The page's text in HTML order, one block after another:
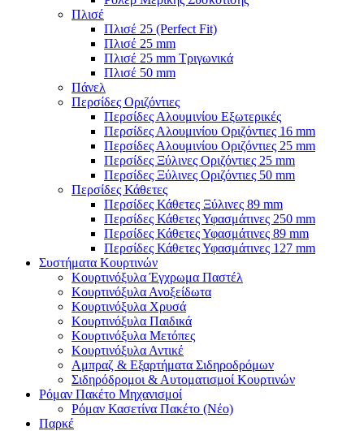
Πλισέ
Πλισέ 25 (Perfect Fit)
Πλισέ 25 mm
Πλισέ 25 mm Τριγωνικά
Πλισέ 50 mm
Πάνελ
Περσίδες Οριζόντιες
Περσίδες Αλουμινίου Εξωτερικές
Περσίδες Αλουμινίου Οριζόντιες 16 mm
Περσίδες Αλουμινίου Οριζόντιες 25 mm
Περσίδες Ξύλινες Οριζόντιες 25 mm
Περσίδες Ξύλινες Οριζόντιες 50 mm
Περσίδες Κάθετες
Περσίδες Κάθετες Ξύλινες 89 mm
Περσίδες Κάθετες Υφασμάτινες 250 mm
Περσίδες Κάθετες Υφασμάτινες 89 mm
Περσίδες Κάθετες Υφασμάτινες 127 mm
Συστήματα Κουρτινών
Κουρτινόξυλα Έγχρωμα Παστέλ
Κουρτινόξυλα Ανοξείδωτα
Κουρτινόξυλα Χρυσά
Κουρτινόξυλα Παιδικά
Κουρτινόξυλα Μετόπες
Κουρτινόξυλα Αντικέ
Αμπραζ & Εξαρτήματα Σιδηροδρόμων
Σιδηρόδρομοι & Αυτοματισμοί Κουρτινών
Ρόμαν Πακέτο Μηχανισμοί
Ρόμαν Κασετίνα Πακέτο (Νέο)
Παρκέ